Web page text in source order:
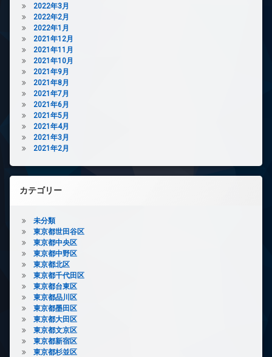
駐
輪
場
2022年3月
2022年2月
2022年1月
2021年12月
2021年11月
2021年10月
2021年9月
2021年8月
2021年7月
2021年6月
2021年5月
2021年4月
2021年3月
2021年2月
カテゴリー
未分類
東京都世田谷区
東京都中央区
東京都中野区
東京都北区
東京都千代田区
東京都台東区
東京都品川区
東京都墨田区
東京都大田区
東京都文京区
東京都新宿区
東京都杉並区